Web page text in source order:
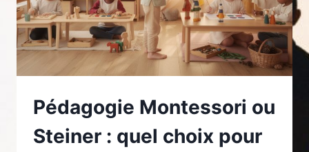
Pédagogie Montessori ou
Steiner : quel choix pour